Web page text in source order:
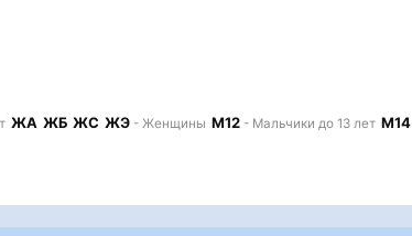
ЖА ЖБ ЖС ЖЭ - Женщины М12 - Мальчики до 13 лет М14